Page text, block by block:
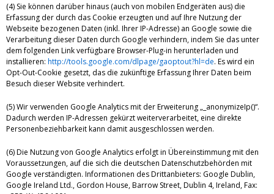
(4) Sie können darüber hinaus (auch von mobilen Endgeräten aus) die
Erfassung der durch das Cookie erzeugten und auf Ihre Nutzung der
Webseite bezogenen Daten (inkl. Ihrer IP-Adresse) an Google sowie die
Verarbeitung dieser Daten durch Google verhindern, indem Sie das unter
dem folgenden Link verfügbare Browser-Plug-in herunterladen und
installieren: http://tools.google.com/dlpage/gaoptout?hl=de. Es wird ein
Opt-Out-Cookie gesetzt, das die zukünftige Erfassung Ihrer Daten beim
Besuch dieser Website verhindert.
(5) Wir verwenden Google Analytics mit der Erweiterung „_anonymizeIp()“.
Dadurch werden IP-Adressen gekürzt weiterverarbeitet, eine direkte
Personenbeziehbarkeit kann damit ausgeschlossen werden.
(6) Die Nutzung von Google Analytics erfolgt in Übereinstimmung mit den
Voraussetzungen, auf die sich die deutschen Datenschutzbehörden mit
Google verständigten. Informationen des Drittanbieters: Google Dublin,
Google Ireland Ltd., Gordon House, Barrow Street, Dublin 4, Ireland, Fax: